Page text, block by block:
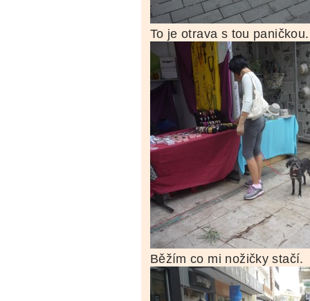
To je otrava s tou paničkou.
Běžím co mi nožičky stačí.